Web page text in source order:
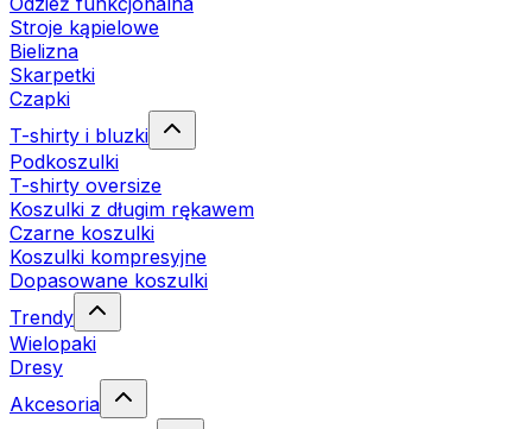
Stroje kąpielowe
Bielizna
Skarpetki
Czapki
T-shirty i bluzki
Podkoszulki
T-shirty oversize
Koszulki z długim rękawem
Czarne koszulki
Koszulki kompresyjne
Dopasowane koszulki
Trendy
Wielopaki
Dresy
Akcesoria